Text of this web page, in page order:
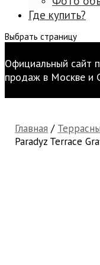
Где купить?
Выбрать страницу
Официальный сайт
продаж в Москве и
Главная /
Paradyz Terrace